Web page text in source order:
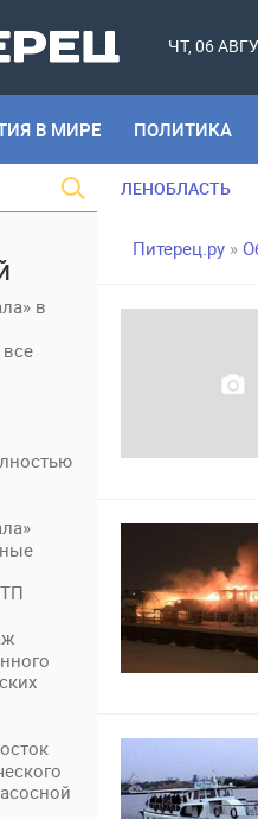
ЧТ, 06
В МИРЕ ПОЛИТИКА
в
ЛЕНОБЛАСТЬ
Питерец.ру »